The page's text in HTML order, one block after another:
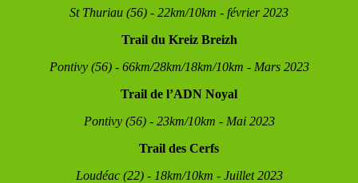
St Thuriau (56) - 22km/10km - février 2023
Trail du Kreiz Breizh
Pontivy (56) - 66km/28km/18km/10km - Mars 2023
Trail de l’ADN Noyal
Pontivy (56) - 23km/10km - Mai 2023
Trail des Cerfs
Loudéac (22) - 18km/10km - Juillet 2023